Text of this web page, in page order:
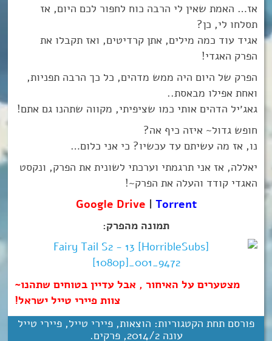
אז… האמת שאין לי הרבה כוח לחפור לכם היום, אז
תסלחו לי, כן?
אגיד עוד כמה מילים, אתן קרדיטים, ואז תקבלו את
הפרק האגדי!
הפרק של היום היה ממש מדהים, כל כך הרבה תפניות,
ואחת אפילו מבאסת..
גאג׳יל הדהים אותי כמו שציפיתי, מקווה שתהנו גם אתם!
חופש גדול~ איזה כיף אה?
נו, אז מה עשיתם עד עכשיו? כי אני כלום…
יאללה, אז אני תרגמתי וערכתי לשונית את הפרק, ונקסט
האגדי קודד והעלה את הפרק~!
Google Drive | Torrent
תמונה מהפרק:
מצטערים על האיחור , אבל עדיין בטוחים שתהנו~
צוות פיירי טייל ישראל!
פורסם תחת הקטגוריות: הוצאות, פיירי טייל, פיירי טייל
עונה 2‏/‎2014
,פרקים.